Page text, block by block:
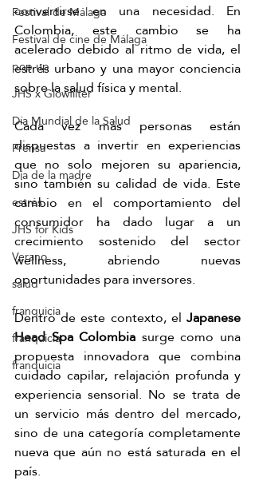
Festival de Málaga
Festival de cine de Málaga
pop up
JHS x Glowfilter
Día Mundial de la Salud
Prensa
Día de la madre
estrés
JHS for Kids
Verano
salud
franquicia
franquicia
franquicia
convertirse en una necesidad. En
Colombia, este cambio se ha
acelerado debido al ritmo de vida, el
estrés urbano y una mayor conciencia
sobre la salud física y mental.
Cada vez más personas están
dispuestas a invertir en experiencias
que no solo mejoren su apariencia,
sino también su calidad de vida. Este
cambio en el comportamiento del
consumidor ha dado lugar a un
crecimiento sostenido del sector
wellness, abriendo nuevas
oportunidades para inversores.
Dentro de este contexto, el Japanese
Head Spa Colombia surge como una
propuesta innovadora que combina
cuidado capilar, relajación profunda y
experiencia sensorial. No se trata de
un servicio más dentro del mercado,
sino de una categoría completamente
nueva que aún no está saturada en el
país.